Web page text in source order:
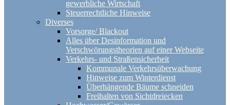
gewerbliche Wirtschaft
Steuerrechtliche Hinweise
Diverses
Vorsorge/ Blackout
Alles über Desinformation und
Verschwörungstheorien auf einer Webseite
Verkehrs- und Straßensicherheit
Kommunale Verkehrsüberwachung
Hinweise zum Winterdienst
Überhängende Bäume schneiden
Freihalten von Sichtdreiecken